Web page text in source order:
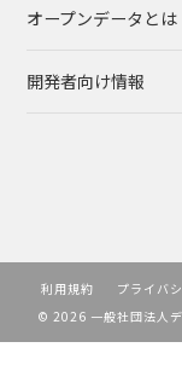
オープンデータとは
開発者向け情報
利用規約
プライバ
© 2026 一般社団法人